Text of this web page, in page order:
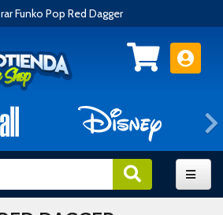
Funko Pop Red Dagger